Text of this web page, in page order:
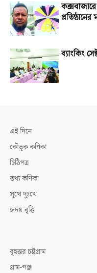
কক্সবাজারে
প্রতিষ্ঠানের
ব্যাংকিং
এই দিনে
কৌতুক কণিকা
চিঠিপত্র
তথ্য কণিকা
সুখে দুঃখে
হৃদয় বৃত্তি
বৃহত্তর চট্টগ্রাম
গ্রাম-গঞ্জ